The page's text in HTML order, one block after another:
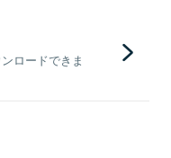
ロードできま